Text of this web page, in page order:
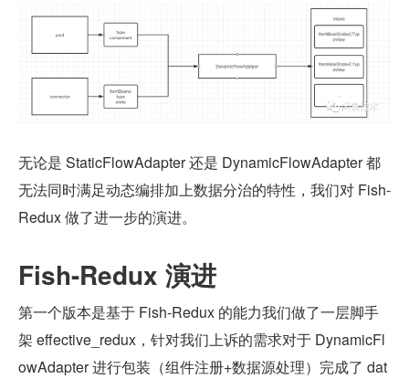
无论是 StaticFlowAdapter 还是 DynamicFlowAdapter 都
无法同时满足动态编排加上数据分治的特性，我们对 Fish-
Redux 做了进一步的演进。
Fish-Redux 演进
第一个版本是基于 Fish-Redux 的能力我们做了一层脚手
架 effective_redux，针对我们上诉的需求对于 DynamicFl
owAdapter 进行包装（组件注册+数据源处理）完成了 dat